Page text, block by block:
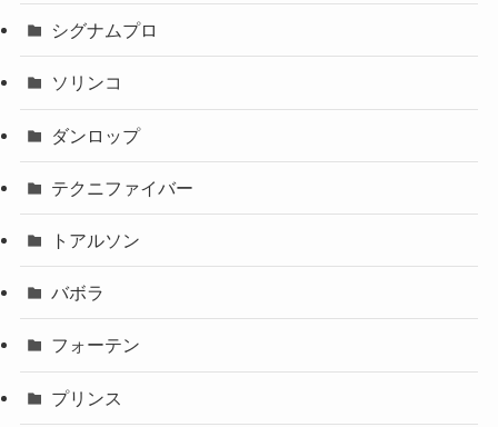
シグナムプロ
ソリンコ
ダンロップ
テクニファイバー
トアルソン
バボラ
フォーテン
プリンス